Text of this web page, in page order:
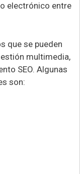
electrónico entre
que se pueden
multimedia,
SEO. Algunas
son: